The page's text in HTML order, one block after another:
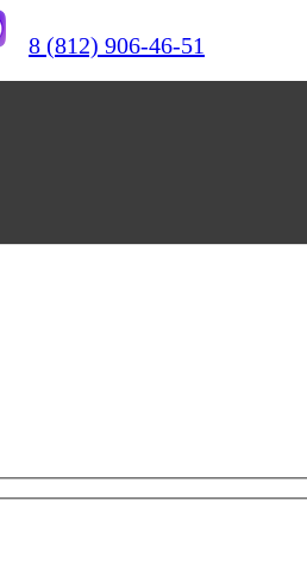
8 (812) 906-46-51